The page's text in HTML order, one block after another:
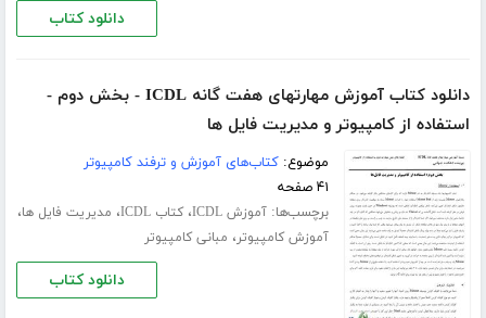
دانلود کتاب
دانلود کتاب آموزش مهارتهای هفت گانه ICDL - بخش دوم -
استفاده از کامپیوتر و مدیریت فایل ها
موضوع:کتاب‌های آموزش و ترفند کامپیوتر
۴۱ صفحه
برچسب‌ها:آموزش ICDL ،کتاب ICDL ، مدیریت فایل ها،
آموزش کامپیوتر، مبانی کامپیوتر
دانلود کتاب